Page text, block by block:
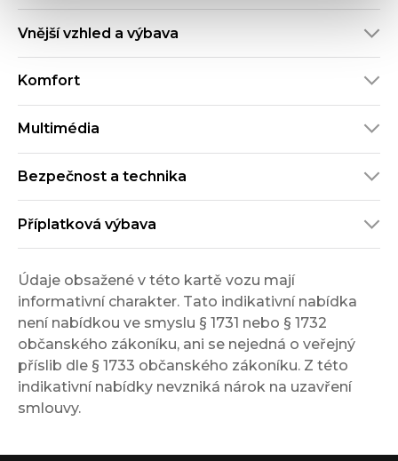
Vnější vzhled a výbava
Komfort
Multimédia
Bezpečnost a technika
Příplatková výbava
Údaje obsažené v této kartě vozu mají
informativní charakter. Tato indikativní nabídka
není nabídkou ve smyslu § 1731 nebo § 1732
občanského zákoníku, ani se nejedná o veřejný
příslib dle § 1733 občanského zákoníku. Z této
indikativní nabídky nevzniká nárok na uzavření
smlouvy.